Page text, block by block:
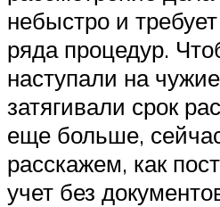
небыстро и
ряда процедур.
наступали на
затягивали срок
еще больше,
расскажем, как
учет без